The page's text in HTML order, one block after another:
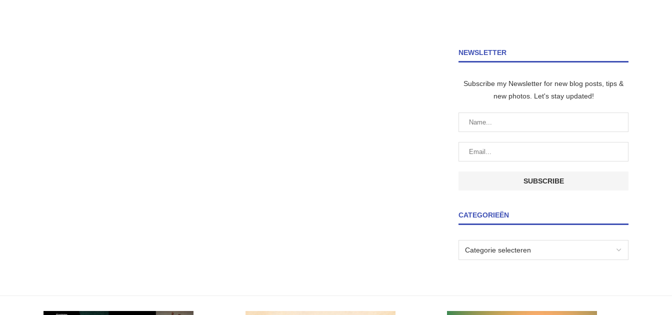
NEWSLETTER
Subscribe my Newsletter for new blog posts, tips &
new photos. Let's stay updated!
CATEGORIEËN